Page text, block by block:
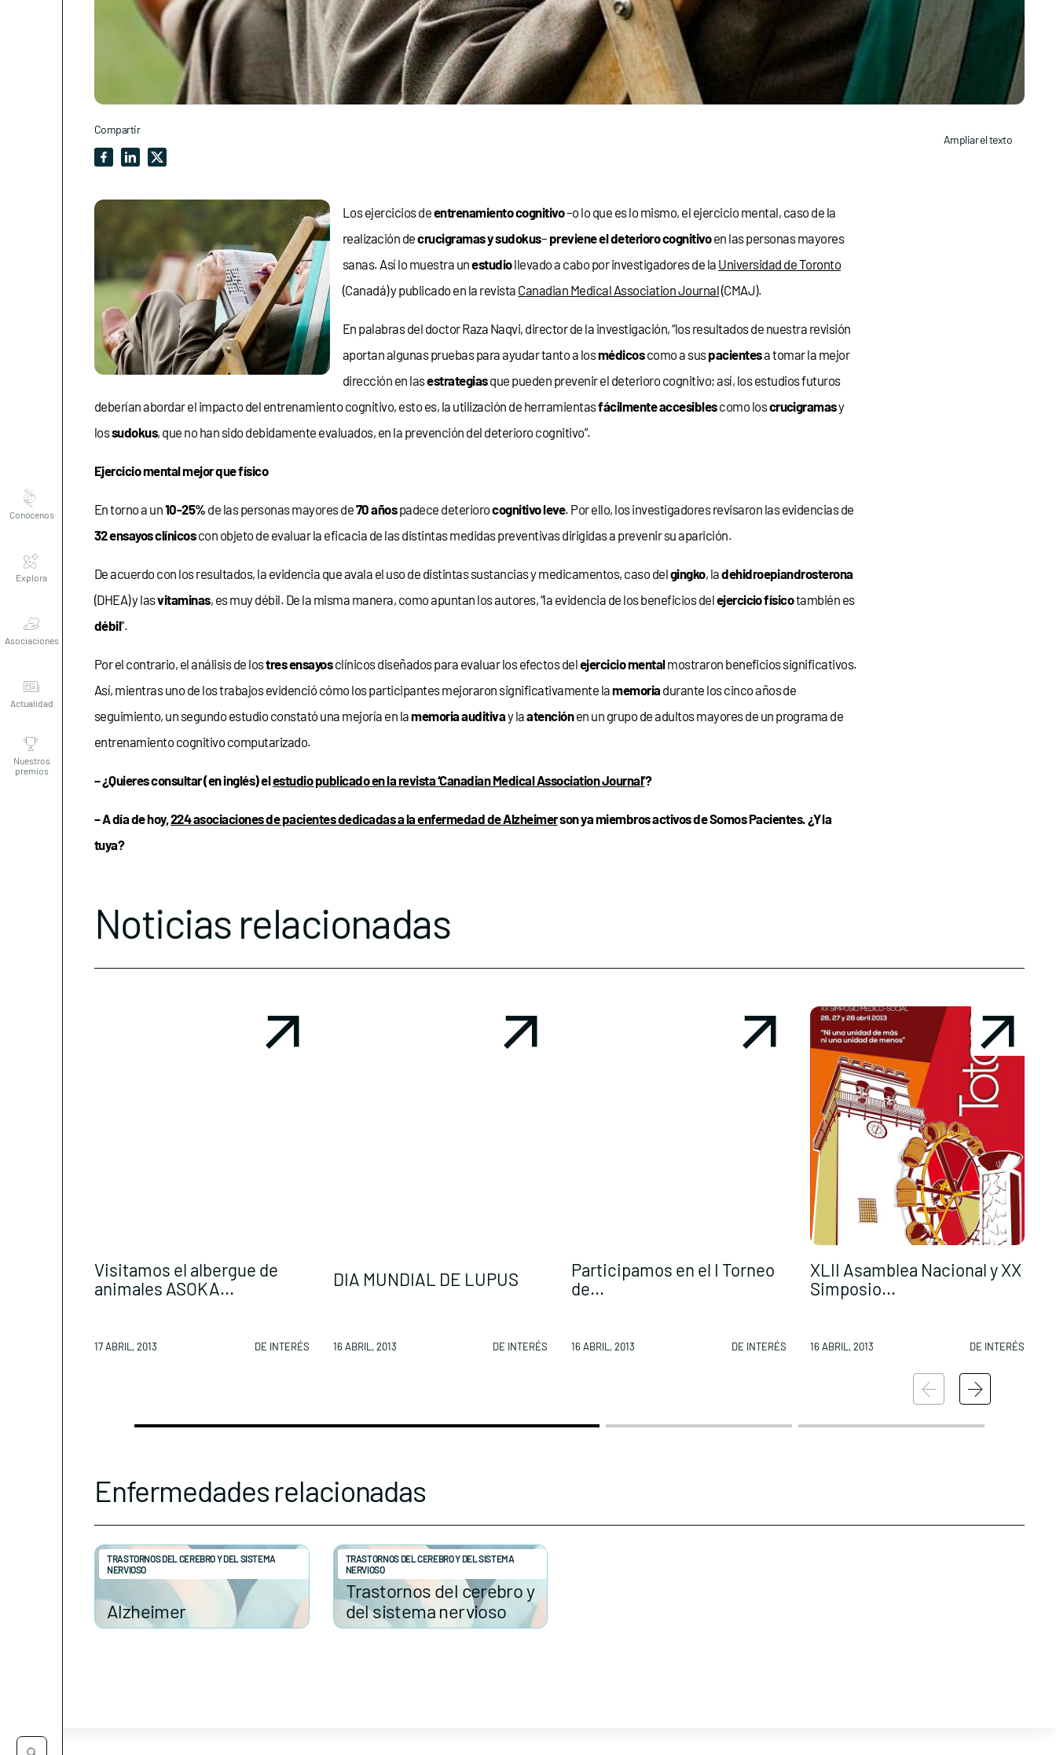
premios
Compartir
Ampliar el texto
Los ejercicios deentrenamiento cognitivo–o lo que es lo mismo, el ejercicio mental, caso de la
realización decrucigramas y sudokus– previene el deterioro cognitivoen las personas mayores
sanas. Así lo muestra unestudiollevado a cabo por investigadores de la Universidad de Toronto
(Canadá) y publicado en la revista Canadian Medical Association Journal(CMAJ).
En palabras del doctor Raza Naqvi, director de la investigación, “los resultados de nuestra revisión
aportan algunas pruebas para ayudar tanto a losmédicoscomo a suspacientesa tomar la mejor
dirección en lasestrategiasque pueden prevenir el deterioro cognitivo; así, los estudios futuros
deberían abordar el impacto del entrenamiento cognitivo, esto es, la utilización de herramientasfácilmente accesiblescomo loscrucigramasy
lossudokus, que no han sido debidamente evaluados, en la prevención del deterioro cognitivo”.
Ejercicio mental mejor que físico
En torno a un10-25% de las personas mayores de70 añospadece deteriorocognitivo leve. Por ello, los investigadores revisaron las evidencias de
32 ensayos clínicoscon objeto de evaluar la eficacia de las distintas medidas preventivas dirigidas a prevenir su aparición.
De acuerdo con los resultados, la evidencia que avala el uso de distintas sustancias y medicamentos, caso delgingko, ladehidroepiandrosterona
(DHEA) y lasvitaminas, es muy débil. De la misma manera, como apuntan los autores, “la evidencia de los beneficios delejercicio físicotambién es
débil”.
Por el contrario, el análisis de lostres ensayosclínicos diseñados para evaluar los efectos delejercicio mentalmostraron beneficios significativos.
Así, mientras uno de los trabajos evidenció cómo los participantes mejoraron significativamente lamemoria durante los cinco años de
seguimiento, un segundo estudio constató una mejoría en lamemoria auditivay laatenciónen un grupo de adultos mayores de un programa de
entrenamiento cognitivo computarizado.
– ¿Quieres consultar (en inglés) elestudio publicado en la revista ‘Canadian Medical Association Journal’?
– A día de hoy,224 asociaciones de pacientes dedicadas a la enfermedad de Alzheimerson ya miembros activos de Somos Pacientes. ¿Y la
tuya?
Noticias relacionadas
Visitamos el albergue de
animales ASOKA...
17 ABRIL, 2013 DE INTERÉS
DIA MUNDIAL DE LUPUS
16 ABRIL, 2013 DE INTERÉS
Participamos en el I Torneo
de...
16 ABRIL, 2013 DE INTERÉS
XLII Asamblea Nacional y XX
Simposio...
16 ABRIL, 2013 DE INTERÉS
Enfermedades relacionadas
Alzheimer
TRASTORNOS DEL CEREBRO Y DEL SISTEMA
NERVIOSO
Trastornos del cerebro y
del sistema nervioso
TRASTORNOS DEL CEREBRO Y DEL SISTEMA
NERVIOSO